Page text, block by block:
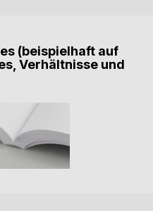
(beispielhaft auf
Verhältnisse und